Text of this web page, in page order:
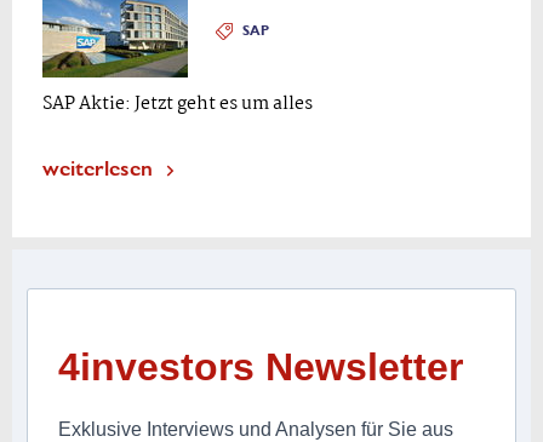
SAP
SAP Aktie: Jetzt geht es um alles
weiterlesen
4investors Newsletter
Exklusive Interviews und Analysen für Sie aus